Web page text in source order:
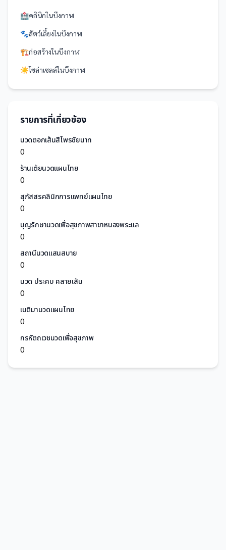
🏥คลินิกในบึงกาฬ
🐾สัตว์เลี้ยงในบึงกาฬ
🏗️ก่อสร้างในบึงกาฬ
☀️โซล่าเซลล์ในบึงกาฬ
รายการที่เกี่ยวข้อง
นวดตอกเส้นสีไพรชัยนาท
0
ร้านเต้ยนวดแผนไทย
0
สุภัสสรคลินิกการแพทย์แผนไทย
0
บุญรักษานวดเพื่อสุขภาพสาขาหนองพระแล
0
สถานีนวดแสนสบาย
0
นวด ประคบ คลายเส้น
0
เนติมานวดแผนไทย
0
กรหัตถเวชนวดเพื่อสุขภาพ
0